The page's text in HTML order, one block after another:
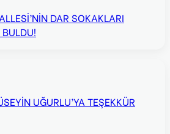
DAR SOKAKLARI
UĞURLU’YA TEŞEKKÜR